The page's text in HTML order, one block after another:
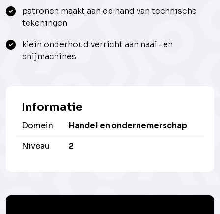
patronen maakt aan de hand van technische
tekeningen
klein onderhoud verricht aan naai- en
snijmachines
Informatie
Domein
Handel en ondernemerschap
Niveau
2